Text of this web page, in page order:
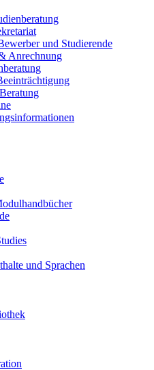
und Studierende
Anrechnung
und Sprachen